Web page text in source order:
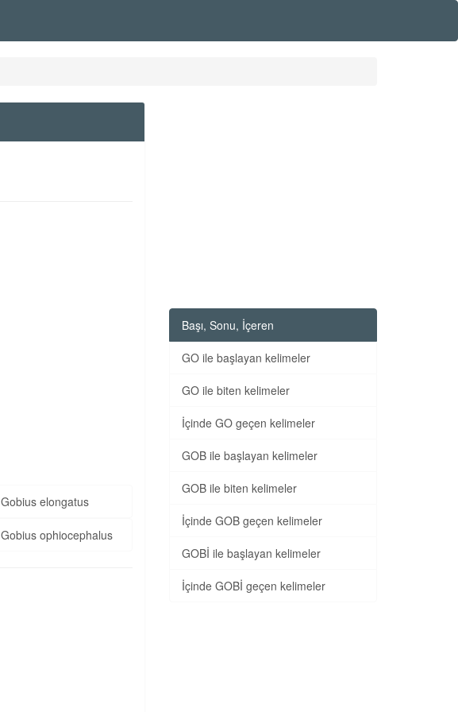
Gobius elongatus
Gobius ophiocephalus
Başı, Sonu, İçeren
GO ile başlayan kelimeler
GO ile biten kelimeler
İçinde GO geçen kelimeler
GOB ile başlayan kelimeler
GOB ile biten kelimeler
İçinde GOB geçen kelimeler
GOBİ ile başlayan kelimeler
İçinde GOBİ geçen kelimeler